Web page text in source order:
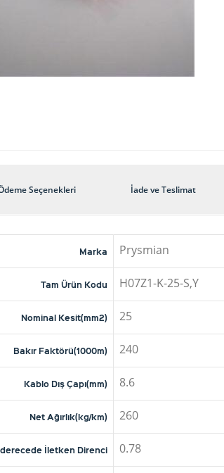
Seçenekleri İade ve Teslimat
Marka Prysmian
Tam Ürün Kodu H07Z1-K-25-S,Y
Nominal Kesit(mm2) 25
Bakır Faktörü(1000m) 240
Kablo Dış Çapı(mm) 8.6
Net Ağırlık(kg/km) 260
İletken Direnci 0.78